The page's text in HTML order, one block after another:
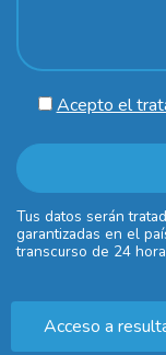
Acepto el
Tus datos serán
garantizadas en el
transcurso de 24
Acceso a